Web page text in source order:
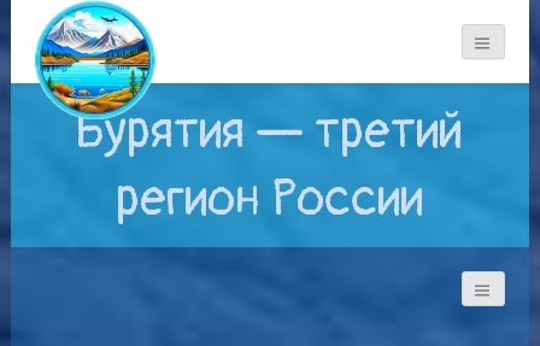
Бурятия — третий
регион России